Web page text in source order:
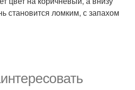
становится ломким, с запахом